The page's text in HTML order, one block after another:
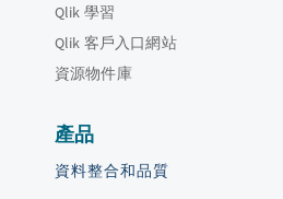
Qlik 學習
Qlik 客戶入口網站
資源物件庫
產品
資料整合和品質